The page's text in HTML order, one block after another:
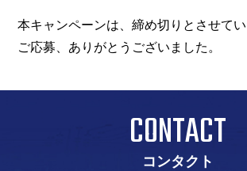
本キャンペーンは、締め切りとさせてい
ご応募、ありがとうございました。
CONTACT
コンタクト